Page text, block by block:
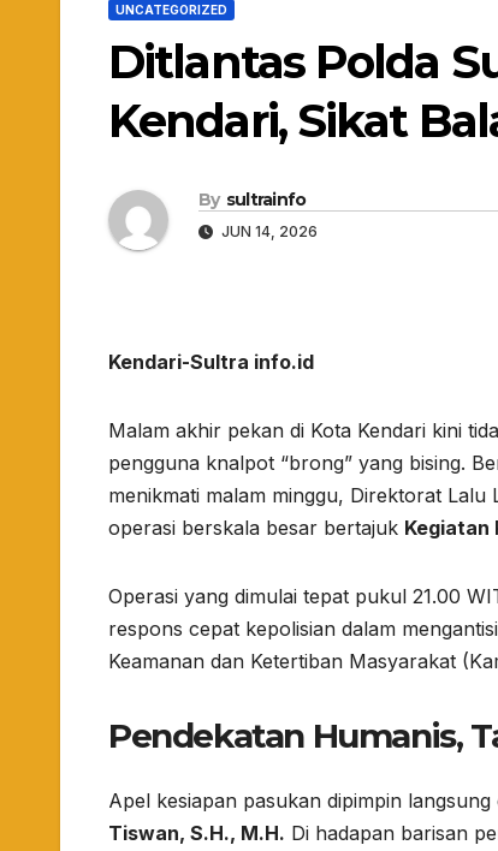
UNCATEGORIZED
Ditlantas Polda
Kendari, Sikat
By sultrainfo
JUN 14, 2026
Kendari-Sultra info.id
Malam akhir pekan di Kota Kendari kini
pengguna knalpot “brong” yang bising.
menikmati malam minggu, Direktorat
operasi berskala besar bertajuk Kegiatan
​Operasi yang dimulai tepat pukul 21.00
respons cepat kepolisian dalam
Keamanan dan Ketertiban Masyarakat
Pendekatan Humanis,
​Apel kesiapan pasukan dipimpin
Tiswan, S.H., M.H. Di hadapan barisan